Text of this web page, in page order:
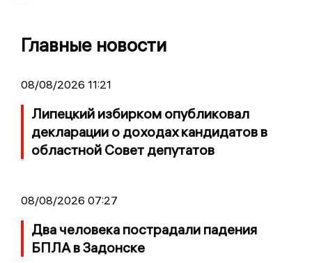
Главные новости
08/08/2026 11:21
Липецкий избирком опубликовал
декларации о доходах кандидатов в
областной Совет депутатов
08/08/2026 07:27
Два человека пострадали падения
БПЛА в Задонске